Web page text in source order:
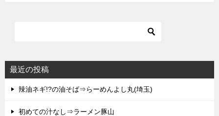
最近の投稿
辣油ネギ!?の油そば⇒らーめんよし丸(埼玉)
初めての汁なし⇒ラーメン豚山